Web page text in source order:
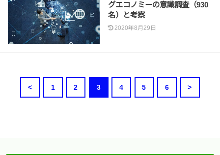
グエコノミーの意識調査（930
名）と考察
2020年8月29日
< 1 2 3 4 5 6 >